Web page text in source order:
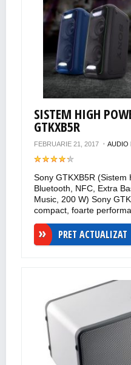
SISTEM HIGH
GTKXB5R
FEBRUARIE 21, 2017 AUDIO
Sony GTKXB5R (Sistem
Bluetooth, NFC, Extra
Music, 200 W) Sony
compact, foarte
PRET ACTUALIZAT